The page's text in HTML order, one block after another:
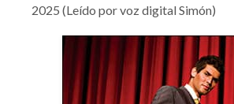
2025 (Leído por voz digital Simón)